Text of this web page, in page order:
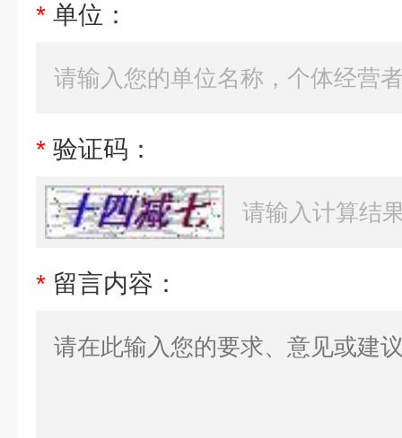
* 单位：
* 验证码：
* 留言内容：